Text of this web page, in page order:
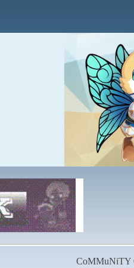
CoMMuNiTY